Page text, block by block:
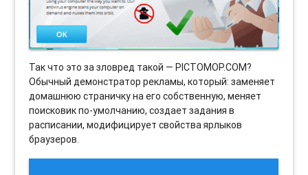
Так что это за зловред такой — PICTOMOP.COM?
Обычный демонстратор рекламы, который: заменяет
домашнюю страничку на его собственную, меняет
поисковик по-умолчанию, создает задания в
расписании, модифицирует свойства ярлыков
браузеров.